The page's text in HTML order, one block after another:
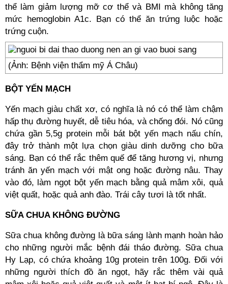
thể làm giảm lượng mỡ cơ thể và BMI mà không tăng
mức hemoglobin A1c. Bạn có thể ăn trứng luộc hoặc
trứng cuộn.
(Ảnh: Bệnh viện thẩm mỹ Á Châu)
BỘT YẾN MẠCH
Yến mạch giàu chất xơ, có nghĩa là nó có thể làm chậm
hấp thụ đường huyết, dễ tiêu hóa, và chống đói. Nó cũng
chứa gần 5,5g protein mỗi bát bột yến mạch nấu chín,
đây trở thành một lựa chọn giàu dinh dưỡng cho bữa
sáng. Bạn có thể rắc thêm quế để tăng hương vị, nhưng
tránh ăn yến mạch với mật ong hoặc đường nâu. Thay
vào đó, làm ngọt bột yến mạch bằng quả mâm xôi, quả
việt quất, hoặc quả anh đào. Trái cây tươi là tốt nhất.
SỮA CHUA KHÔNG ĐƯỜNG
Sữa chua không đường là bữa sáng lành mạnh hoàn hảo
cho những người mắc bệnh đái tháo đường. Sữa chua
Hy Lạp, có chứa khoảng 10g protein trên 100g. Đối với
những người thích đồ ăn ngọt, hãy rắc thêm vài quả